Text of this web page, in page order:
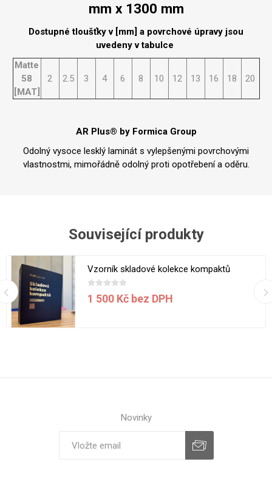
mm x 1300 mm
Dostupné tloušťky v [mm] a povrchové úpravy jsou
uvedeny v tabulce
Matte
58
[MAT]
2 2.5 3 4 6 8 10 12 13 16 18 20
AR Plus® by Formica Group
Odolný vysoce lesklý laminát s vylepšenými povrchovými
vlastnostmi, mimořádně odolný proti opotřebení a oděru.
Související produkty
Vzorník skladové kolekce kompaktů
1 500 Kč bez DPH
Novinky